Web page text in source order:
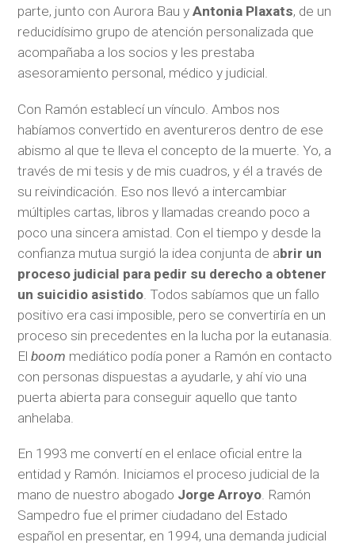
parte, junto con Aurora Bau yAntonia Plaxats, de un
reducidísimo grupo de atención personalizada que
acompañaba a los socios y les prestaba
asesoramiento personal, médico y judicial.
Con Ramón establecí un vínculo. Ambos nos
habíamos convertido en aventureros dentro de ese
abismo al que te lleva el concepto de la muerte. Yo, a
través de mi tesis y de mis cuadros, y él a través de
su reivindicación. Eso nos llevó a intercambiar
múltiples cartas, libros y llamadas creando poco a
poco una sincera amistad. Con el tiempo y desde la
confianza mutua surgió la idea conjunta de abrir un
proceso judicial para pedir su derecho a obtener
un suicidio asistido . Todos sabíamos que un fallo
positivo era casi imposible, pero se convertiría en un
proceso sin precedentes en la lucha por la eutanasia.
Elboom mediático podía poner a Ramón en contacto
con personas dispuestas a ayudarle, y ahí vio una
puerta abierta para conseguir aquello que tanto
anhelaba.
En 1993 me convertí en el enlace oficial entre la
entidad y Ramón. Iniciamos el proceso judicial de la
mano de nuestro abogado Jorge Arroyo. Ramón
Sampedro fue el primer ciudadano del Estado
español en presentar, en 1994, una demanda judicial